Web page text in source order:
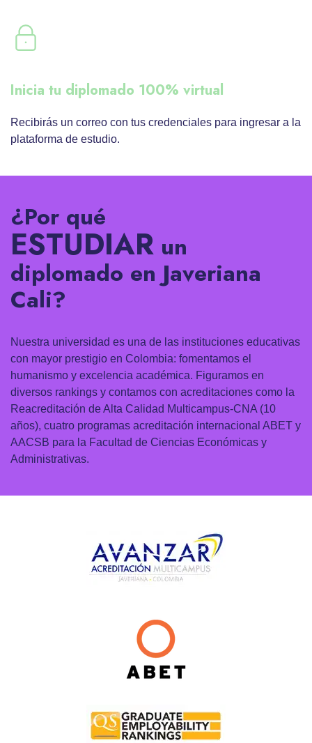
Inicia tu diplomado 100% virtual
Recibirás un correo con tus credenciales para ingresar a la
plataforma de estudio.
¿Por qué
ESTUDIAR un
diplomado en Javeriana
Cali?
Nuestra universidad es una de las instituciones educativas
con mayor prestigio en Colombia: fomentamos el
humanismo y excelencia académica. Figuramos en
diversos rankings y contamos con acreditaciones como la
Reacreditación de Alta Calidad Multicampus-CNA (10
años), cuatro programas acreditación internacional ABET y
AACSB para la Facultad de Ciencias Económicas y
Administrativas.